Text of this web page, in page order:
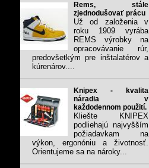
Rems, stále
zjednodušovať prácu
Už od založenia v
roku 1909 vyrába
REMS výrobky na
opracovávanie rúr,
predovšetkým pre inštalatérov a
kúrenárov....
Knipex - kvalita
náradia v
každodennom použití.
Kliešte KNIPEX
podliehajú najvyšším
požiadavkam na
výkon, ergonóniu a životnosť.
Orientujeme sa na nároky...